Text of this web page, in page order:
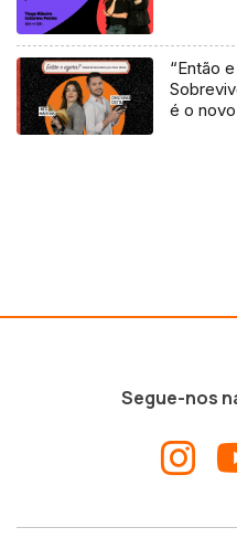
“Então
é o
Segue-nos